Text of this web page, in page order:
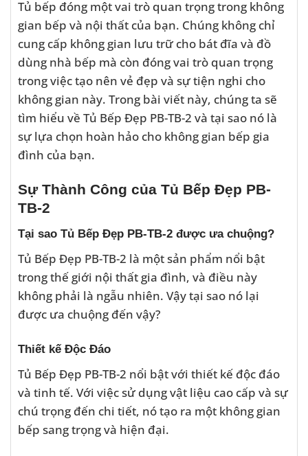
Tủ bếp đóng một vai trò quan trọng trong không
gian bếp và nội thất của bạn. Chúng không chỉ
cung cấp không gian lưu trữ cho bát đĩa và đồ
dùng nhà bếp mà còn đóng vai trò quan trọng
trong việc tạo nên vẻ đẹp và sự tiện nghi cho
không gian này. Trong bài viết này, chúng ta sẽ
tìm hiểu về Tủ Bếp Đẹp PB-TB-2 và tại sao nó là
sự lựa chọn hoàn hảo cho không gian bếp gia
đình của bạn.
Sự Thành Công của Tủ Bếp Đẹp PB-
TB-2
Tại sao Tủ Bếp Đẹp PB-TB-2 được ưa chuộng?
Tủ Bếp Đẹp PB-TB-2 là một sản phẩm nổi bật
trong thế giới nội thất gia đình, và điều này
không phải là ngẫu nhiên. Vậy tại sao nó lại
được ưa chuộng đến vậy?
Thiết kế Độc Đáo
Tủ Bếp Đẹp PB-TB-2 nổi bật với thiết kế độc đáo
và tinh tế. Với việc sử dụng vật liệu cao cấp và sự
chú trọng đến chi tiết, nó tạo ra một không gian
bếp sang trọng và hiện đại.